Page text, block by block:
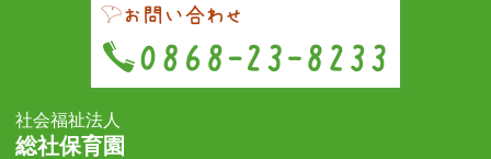
社会福祉法人
総社保育園